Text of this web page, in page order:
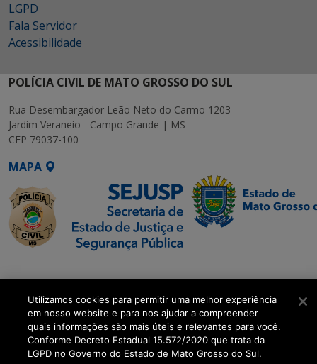
LGPD
Fala Servidor
Acessibilidade
POLÍCIA CIVIL DE MATO GROSSO DO SUL
Rua Desembargador Leão Neto do Carmo 1203
Jardim Veraneio - Campo Grande | MS
CEP 79037-100
MAPA
Executiva de
Transformação Digital
get_footer();
Utilizamos cookies para permitir uma melhor experiência
em nosso website e para nos ajudar a compreender
quais informações são mais úteis e relevantes para você.
Conforme Decreto Estadual 15.572/2020 que trata da
LGPD no Governo do Estado de Mato Grosso do Sul.